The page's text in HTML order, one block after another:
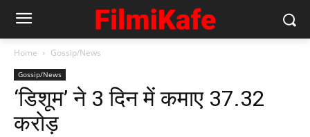
Home Gossip/News
Gossip/News
‘डिशूम’ ने 3 दिन में कमाए 37.32
करोड़